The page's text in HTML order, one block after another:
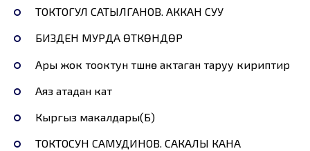
ТОКТОГУЛ САТЫЛГАНОВ. АККАН СУУ
БИЗДЕН МУРДА ӨТКӨНДӨР
Ары жок тооктун түшүнө актаган таруу кириптир
Аяз атадан кат
Кыргыз макалдары(Б)
ТОКТОСУН САМУДИНОВ. САКАЛЫ КАНА